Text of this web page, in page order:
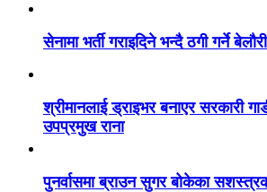
सेनामा भर्ती गराइदिने भन्दै ठगी गर्ने
श्रीमानलाई ड्राइभर बनाएर सरकारी
उपप्रमुख राना
पुनर्वासमा ब्राउन सुगर बोकेका